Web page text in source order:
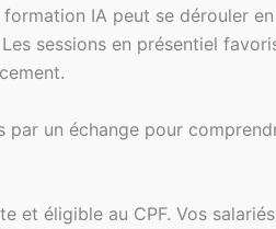
IA peut se dérouler
sessions en présentiel
un échange pour
éligible au CPF. Vos